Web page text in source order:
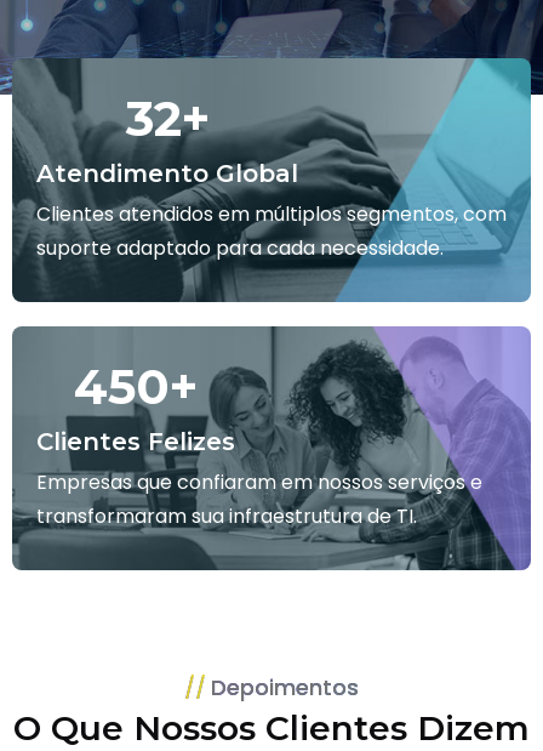
Atendimento Global
32+
Clientes atendidos em múltiplos segmentos, com
suporte adaptado para cada necessidade.
Clientes Felizes
450+
Empresas que confiaram em nossos serviços e
transformaram sua infraestrutura de TI.
Depoimentos
O Que Nossos Clientes Dizem